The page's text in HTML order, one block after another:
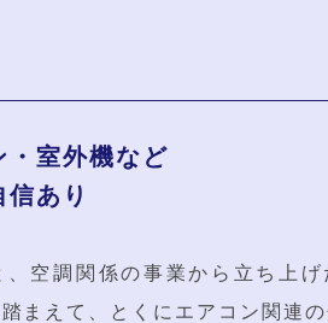
・室外機など
あり
、空調関係の事業から立ち上げ
まえて、とくにエアコン関連